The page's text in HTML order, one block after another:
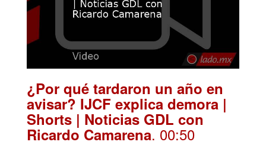
¿Por qué tardaron un año en
avisar? IJCF explica demora |
Shorts | Noticias GDL con
Ricardo Camarena. 00:50